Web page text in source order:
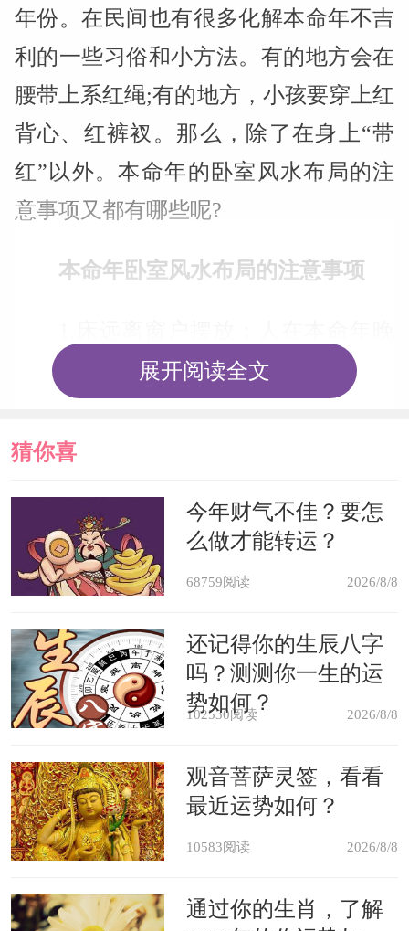
年份。在民间也有很多化解本命年不吉
利的一些习俗和小方法。有的地方会在
腰带上系红绳;有的地方，小孩要穿上红
背心、红裤衩。那么，除了在身上“带
红”以外。本命年的卧室风水布局的注
意事项又都有哪些呢?
本命年卧室风水布局的注意事项
上易受到外来邪气的影响，如果床靠近
体健康带来不利的影响，因此，本命年
南方摆放生命力旺盛，枝叶圆润的植
物，有助于生旺太岁，增强太岁的力
量，提升健康运势。
2.保持卧室的干净整洁：太岁方如
果不洁净，乱七八糟地堆满杂物，会间
接影响居住人的感情、事业、财运、健
康和学业等运势。今年生肖蛇的人，家
里太岁方应该时刻保持干净，建议经常
打扫;此外如果把空调、沙发等重物放在
东南太岁方，就会对太岁形成压制，影
展开阅读全文
猜你喜
今年财气不佳？要怎
么做才能转运？
68759阅读 2026/8/8
还记得你的生辰八字
吗？测测你一生的运
势如何？
102530阅读 2026/8/8
观音菩萨灵签，看看
最近运势如何？
10583阅读 2026/8/8
通过你的生肖，了解